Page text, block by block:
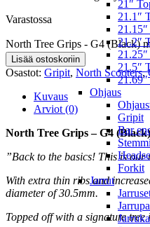
21″
21.1″
21.2″
21.5″
Ohjaus
Gripit
Bar
Forkit
Jarrut
Varastossa
North Tree Grips - G4 (Black)
Lisää ostoskoriin
Osastot: Gripit, North Scooters,
Kuvaus
Arviot (0)
North Tree Grips – G4 (Black)
”Back to the basics! This is our
With extra thin ribs and
diameter of 30.5mm.
Topped off with a signature